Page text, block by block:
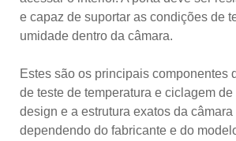
e capaz de suportar as condições de
umidade dentro da câmara.
Estes são os principais componentes
de teste de temperatura e ciclagem de
design e a estrutura exatos da
dependendo do fabricante e do